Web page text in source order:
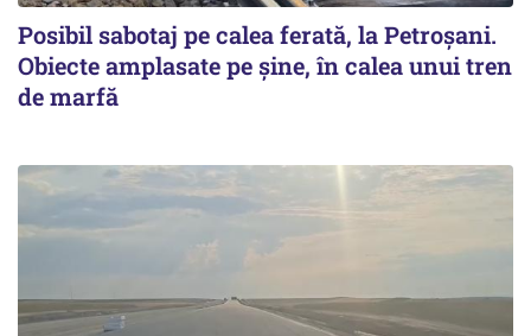
Posibil sabotaj pe calea ferată, la Petroșani.
Obiecte amplasate pe șine, în calea unui tren
de marfă